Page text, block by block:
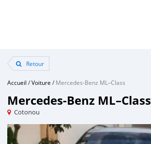
Retour
Accueil /Voiture /Mercedes-Benz ML–Class
Mercedes-Benz ML–Class
Cotonou